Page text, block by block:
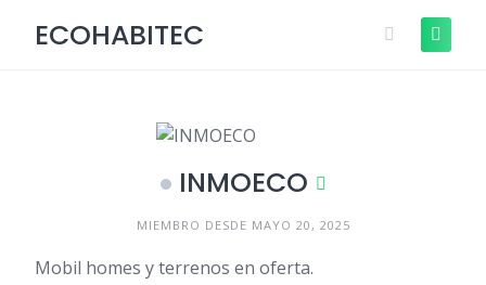
ECOHABITEC
INMOECO
MIEMBRO DESDE MAYO 20, 2025
Mobil homes y terrenos en oferta.
Descubre cómo funciona ¡Anúnciate
GRATIS!
+Info